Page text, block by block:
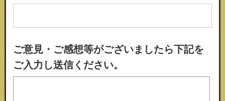
ご意見・ご感想等がございましたら下記を
ご入力し送信ください。